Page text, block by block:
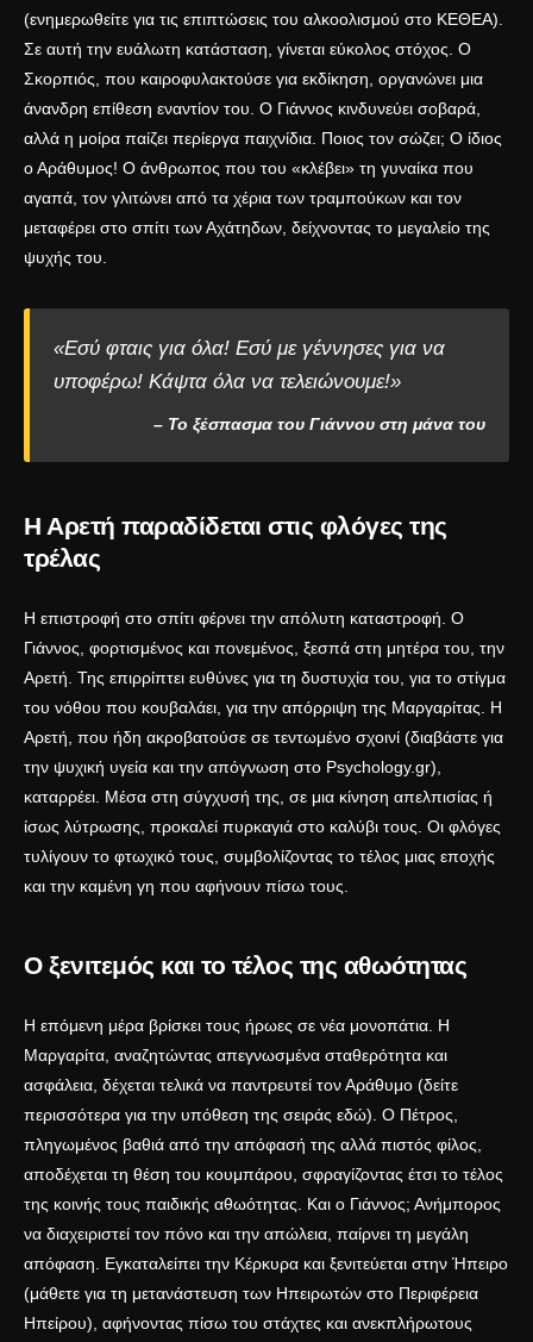
(ενημερωθείτε για τις επιπτώσεις του αλκοολισμού στο ΚΕΘΕΑ).
Σε αυτή την ευάλωτη κατάσταση, γίνεται εύκολος στόχος. Ο
Σκορπιός, που καιροφυλακτούσε για εκδίκηση, οργανώνει μια
άνανδρη επίθεση εναντίον του. Ο Γιάννος κινδυνεύει σοβαρά,
αλλά η μοίρα παίζει περίεργα παιχνίδια. Ποιος τον σώζει; Ο ίδιος
ο Αράθυμος! Ο άνθρωπος που του «κλέβει» τη γυναίκα που
αγαπά, τον γλιτώνει από τα χέρια των τραμπούκων και τον
μεταφέρει στο σπίτι των Αχάτηδων, δείχνοντας το μεγαλείο της
ψυχής του.
«Εσύ φταις για όλα! Εσύ με γέννησες για να
υποφέρω! Κάψτα όλα να τελειώνουμε!»
– Το ξέσπασμα του Γιάννου στη μάνα του
Η Αρετή παραδίδεται στις φλόγες της
τρέλας
Η επιστροφή στο σπίτι φέρνει την απόλυτη καταστροφή. Ο
Γιάννος, φορτισμένος και πονεμένος, ξεσπά στη μητέρα του, την
Αρετή. Της επιρρίπτει ευθύνες για τη δυστυχία του, για το στίγμα
του νόθου που κουβαλάει, για την απόρριψη της Μαργαρίτας. Η
Αρετή, που ήδη ακροβατούσε σε τεντωμένο σχοινί (διαβάστε για
την ψυχική υγεία και την απόγνωση στο Psychology.gr),
καταρρέει. Μέσα στη σύγχυσή της, σε μια κίνηση απελπισίας ή
ίσως λύτρωσης, προκαλεί πυρκαγιά στο καλύβι τους. Οι φλόγες
τυλίγουν το φτωχικό τους, συμβολίζοντας το τέλος μιας εποχής
και την καμένη γη που αφήνουν πίσω τους.
Ο ξενιτεμός και το τέλος της αθωότητας
Η επόμενη μέρα βρίσκει τους ήρωες σε νέα μονοπάτια. Η
Μαργαρίτα, αναζητώντας απεγνωσμένα σταθερότητα και
ασφάλεια, δέχεται τελικά να παντρευτεί τον Αράθυμο (δείτε
περισσότερα για την υπόθεση της σειράς εδώ). Ο Πέτρος,
πληγωμένος βαθιά από την απόφασή της αλλά πιστός φίλος,
αποδέχεται τη θέση του κουμπάρου, σφραγίζοντας έτσι το τέλος
της κοινής τους παιδικής αθωότητας. Και ο Γιάννος; Ανήμπορος
να διαχειριστεί τον πόνο και την απώλεια, παίρνει τη μεγάλη
απόφαση. Εγκαταλείπει την Κέρκυρα και ξενιτεύεται στην Ήπειρο
(μάθετε για τη μετανάστευση των Ηπειρωτών στο Περιφέρεια
Ηπείρου), αφήνοντας πίσω του στάχτες και ανεκπλήρωτους